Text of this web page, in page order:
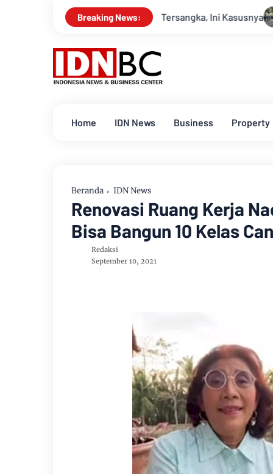
Breaking News:
Jadi Tersangka, Ini Kasusnya Apel Gabungan
Home IDN News Business Property
Beranda IDN News
Renovasi Ruang Kerja
Bisa Bangun 10 Kelas
Redaksi
September 10, 2021